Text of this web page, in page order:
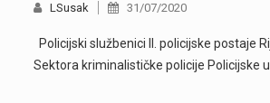
LSusak 31/07/2020
Policijski službenici II. policijske postaje
Sektora kriminalističke policije Policijske